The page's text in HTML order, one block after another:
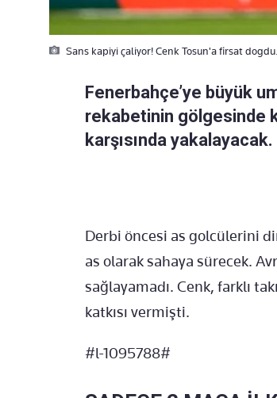
Sans kapiyi çaliyor! Cenk Tosun'a firsat
Fenerbahçe’ye büyük
rekabetinin gölgesinde
karşısında yakalayacak.
Derbi öncesi as golcülerini
as olarak sahaya sürecek.
sağlayamadı. Cenk, farklı
katkısı vermişti.
#l-1095788#